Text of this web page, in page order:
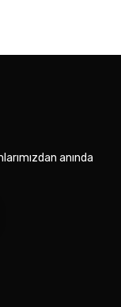
anında